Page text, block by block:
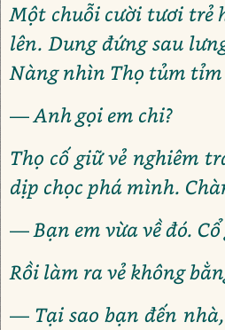
Một chuỗi cười tươi trẻ
lên. Dung đứng sau
Nàng nhìn Thọ tủm
— Anh gọi em chi?
Thọ cố giữ vẻ nghiêm
dịp chọc phá mình.
— Bạn em vừa về đó.
Rồi làm ra vẻ không
— Tại sao bạn đến